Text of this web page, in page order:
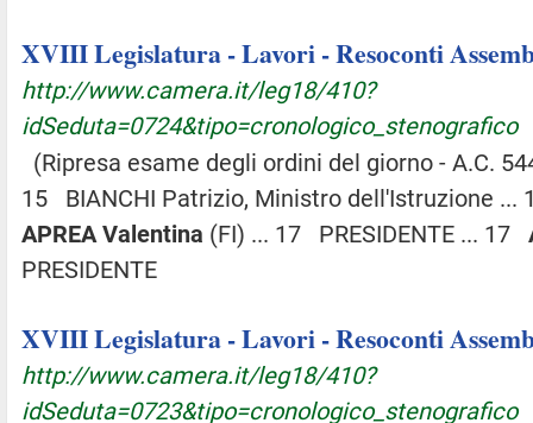
XVIII Legislatura - Lavori - Resoconti
http://www.camera.it/leg18/410?
idSeduta=0724&tipo=cronologico_stenografico
(Ripresa esame degli ordini del giorno - A.C.
15 BIANCHI Patrizio, Ministro dell'Istruzione ...
APREA Valentina (FI) ... 17 PRESIDENTE ... 17
PRESIDENTE
XVIII Legislatura - Lavori - Resoconti
http://www.camera.it/leg18/410?
idSeduta=0723&tipo=cronologico_stenografico